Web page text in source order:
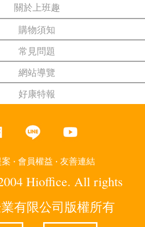
關於上班趣
購物須知
常見問題
網站導覽
好康特報
‧ 會員權益 ‧ 友善連結
Hioffice. All rights
有限公司版權所有